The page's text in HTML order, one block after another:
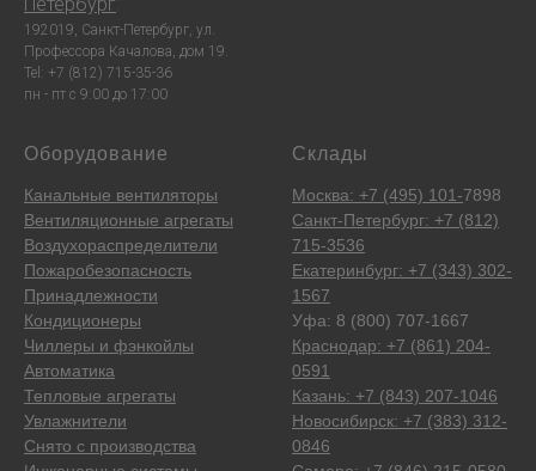
Петербург
192019, Санкт-Петербург, ул.
Профессора Качалова, дом 19.
Tel: +7 (812) 715-35-36
пн - пт с 9:00 до 17:00
Оборудование
Канальные вентиляторы
Вентиляционные агрегаты
Воздухораспределители
Пожаробезопасность
Принадлежности
Кондиционеры
Чиллеры и фэнкойлы
Автоматика
Тепловые агрегаты
Увлажнители
Снято с производства
Склады
Москва: +7 (495) 101-7898
Санкт-Петербург: +7 (812)
715-3536
Екатеринбург: +7 (343) 302-
1567
Уфа: 8 (800) 707-1667
Краснодар: +7 (861) 204-
0591
Казань: +7 (843) 207-1046
Новосибирск: +7 (383) 312-
0846